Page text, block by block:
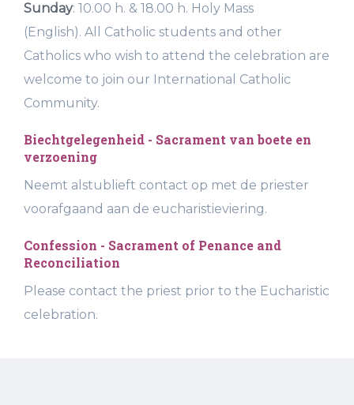
Sunday: 10.00 h. & 18.00 h. Holy Mass
(English). All Catholic students and other
Catholics who wish to attend the celebration are
welcome to join our International Catholic
Community.
Biechtgelegenheid - Sacrament van boete en
verzoening
Neemt alstublieft contact op met de priester
voorafgaand aan de eucharistieviering.
Confession - Sacrament of Penance and
Reconciliation
Please contact the priest prior to the Eucharistic
celebration.